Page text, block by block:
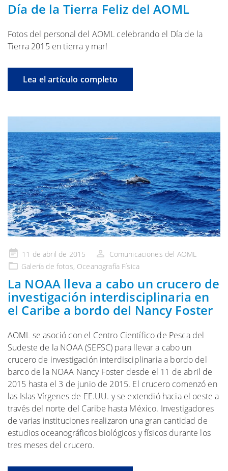
Día de la Tierra Feliz del AOML
Fotos del personal del AOML celebrando el Día de la
Tierra 2015 en tierra y mar!
Lea el artículo completo
Publicado
en
11 de abril de 2015
Comunicaciones del AOML
Galería de fotos, Oceanografía Física
La NOAA lleva a cabo un crucero de
investigación interdisciplinaria en
el Caribe a bordo del Nancy Foster
AOML se asoció con el Centro Científico de Pesca del
Sudeste de la NOAA (SEFSC) para llevar a cabo un
crucero de investigación interdisciplinaria a bordo del
barco de la NOAA Nancy Foster desde el 11 de abril de
2015 hasta el 3 de junio de 2015. El crucero comenzó en
las Islas Vírgenes de EE.UU. y se extendió hacia el oeste a
través del norte del Caribe hasta México. Investigadores
de varias instituciones realizaron una gran cantidad de
estudios oceanográficos biológicos y físicos durante los
tres meses del crucero.